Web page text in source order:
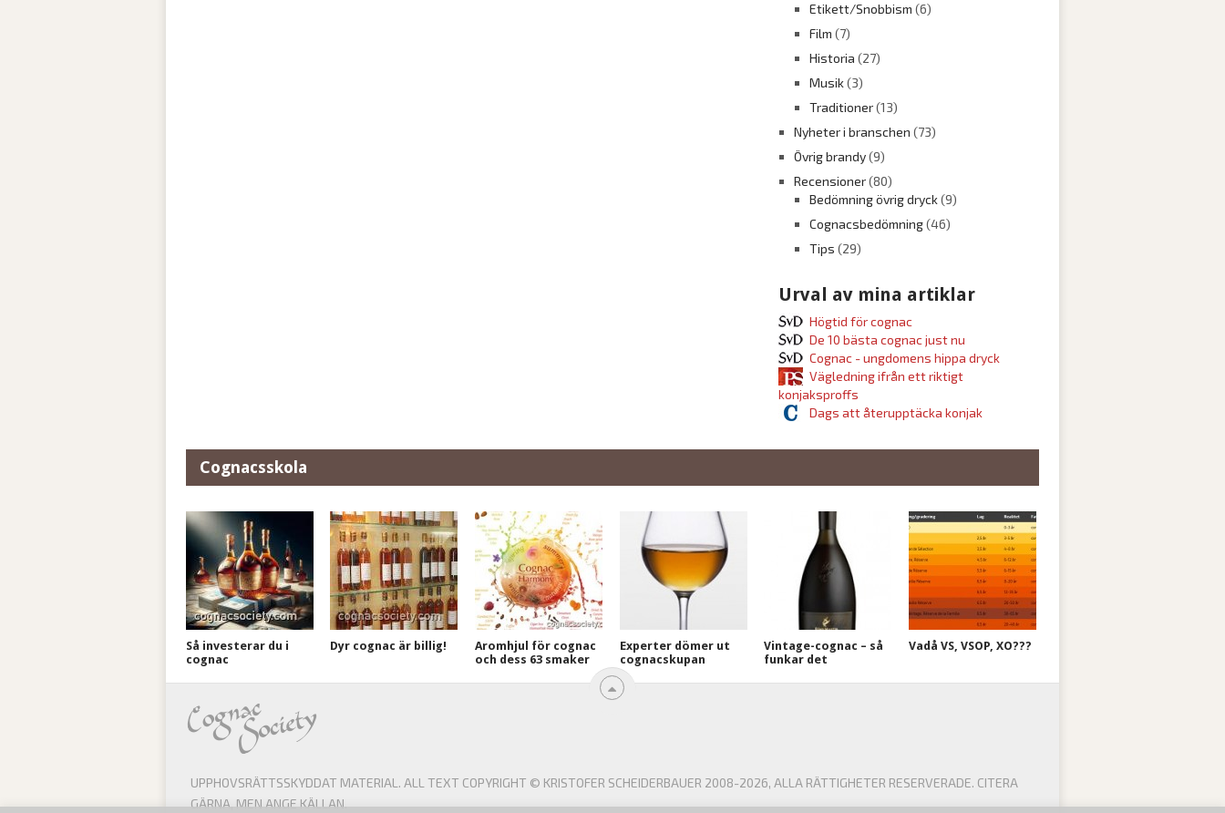
Etikett/Snobbism (6)
Film (7)
Historia (27)
Musik(3)
Traditioner(13)
Nyheter i branschen (73)
Övrig brandy(9)
Recensioner(80)
Bedömning övrig dryck(9)
Cognacsbedömning(46)
Tips (29)
Urval av mina artiklar
Högtid för cognac
De 10 bästa cognac just nu
Cognac - ungdomens hippa dryck
Vägledning ifrån ett riktigt
konjaksproffs
Dags att återupptäcka konjak
Cognacsskola
Så investerar du i
cognac
Dyr cognac är billig!
Aromhjul för cognac
och dess 63 smaker
Experter dömer ut
cognacskupan
Vintage-cognac – så
funkar det
Vadå VS, VSOP, XO???
UPPHOVSRÄTTSSKYDDAT MATERIAL. ALL TEXT COPYRIGHT © KRISTOFER SCHEIDERBAUER 2008-2026, ALLA RÄTTIGHETER RESERVERADE. CITERA
GÄRNA, MEN ANGE KÄLLAN.